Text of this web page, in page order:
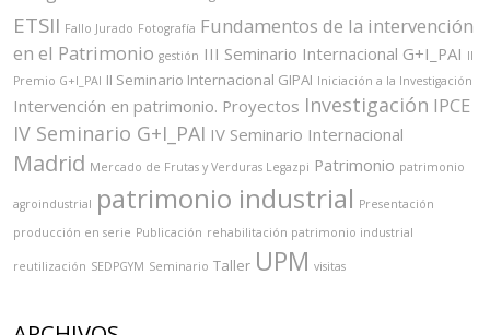
ETSII Fallo Jurado Fotografía Fundamentos de la intervención
en el Patrimonio gestión III Seminario Internacional G+I_PAI II
Premio G+I_PAI II Seminario Internacional GIPAI Iniciación a la Investigación
Intervención en patrimonio. Proyectos Investigación IPCE
IV Seminario G+I_PAI IV Seminario Internacional
Madrid Mercado de Frutas y Verduras Legazpi Patrimonio patrimonio
agroindustrial patrimonio industrial Presentación
producción en serie Publicación rehabilitación patrimonio industrial
reutilización SEDPGYM Seminario Taller UPM visitas